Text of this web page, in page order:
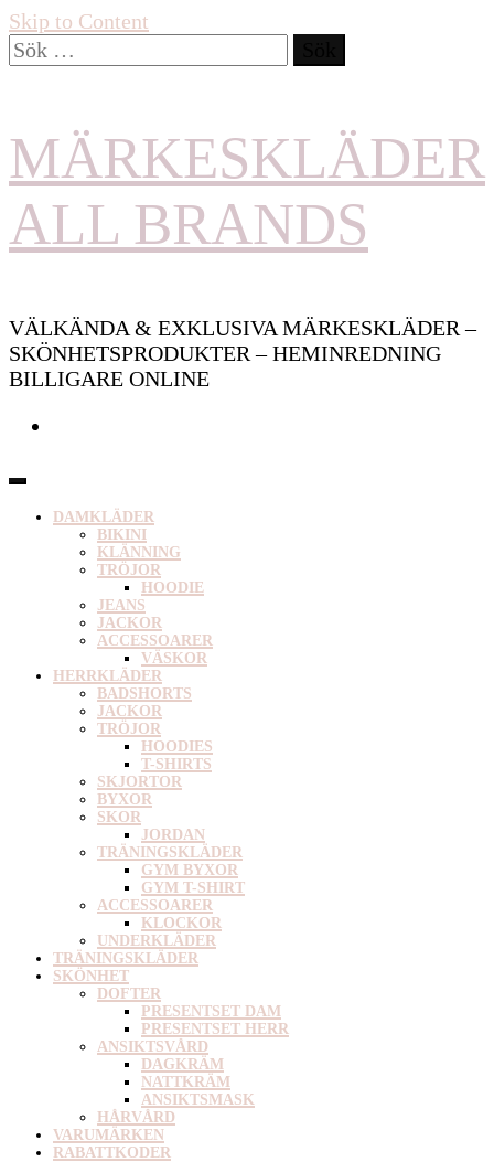
Skip to Content
Sök
efter:
MÄRKESKLÄDER
ALL BRANDS
VÄLKÄNDA & EXKLUSIVA MÄRKESKLÄDER –
SKÖNHETSPRODUKTER – HEMINREDNING
BILLIGARE ONLINE
DAMKLÄDER
BIKINI
KLÄNNING
TRÖJOR
HOODIE
JEANS
JACKOR
ACCESSOARER
VÄSKOR
HERRKLÄDER
BADSHORTS
JACKOR
TRÖJOR
HOODIES
T-SHIRTS
SKJORTOR
BYXOR
SKOR
JORDAN
TRÄNINGSKLÄDER
GYM BYXOR
GYM T-SHIRT
ACCESSOARER
KLOCKOR
UNDERKLÄDER
TRÄNINGSKLÄDER
SKÖNHET
DOFTER
PRESENTSET DAM
PRESENTSET HERR
ANSIKTSVÅRD
DAGKRÄM
NATTKRÄM
ANSIKTSMASK
HÅRVÅRD
VARUMÄRKEN
RABATTKODER